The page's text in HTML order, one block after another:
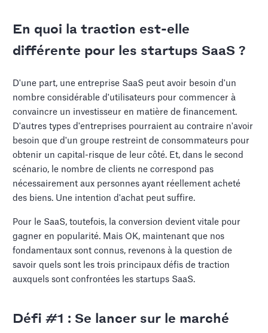
En quoi la traction est-elle
différente pour les startups SaaS ?
D'une part, une entreprise SaaS peut avoir besoin d'un
nombre considérable d'utilisateurs pour commencer à
convaincre un investisseur en matière de financement.
D'autres types d'entreprises pourraient au contraire n'avoir
besoin que d'un groupe restreint de consommateurs pour
obtenir un capital-risque de leur côté. Et, dans le second
scénario, le nombre de clients ne correspond pas
nécessairement aux personnes ayant réellement acheté
des biens. Une intention d'achat peut suffire.
Pour le SaaS, toutefois, la conversion devient vitale pour
gagner en popularité. Mais OK, maintenant que nos
fondamentaux sont connus, revenons à la question de
savoir quels sont les trois principaux défis de traction
auxquels sont confrontées les startups SaaS.
Défi #1 : Se lancer sur le marché